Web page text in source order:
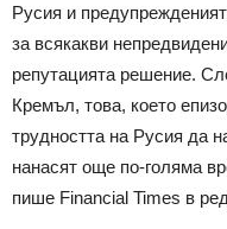
Русия и
за всякакви
репутацията решение.
Кремъл, това, което
трудността на Русия да
нанасят още по-голяма
пише Financial Times в